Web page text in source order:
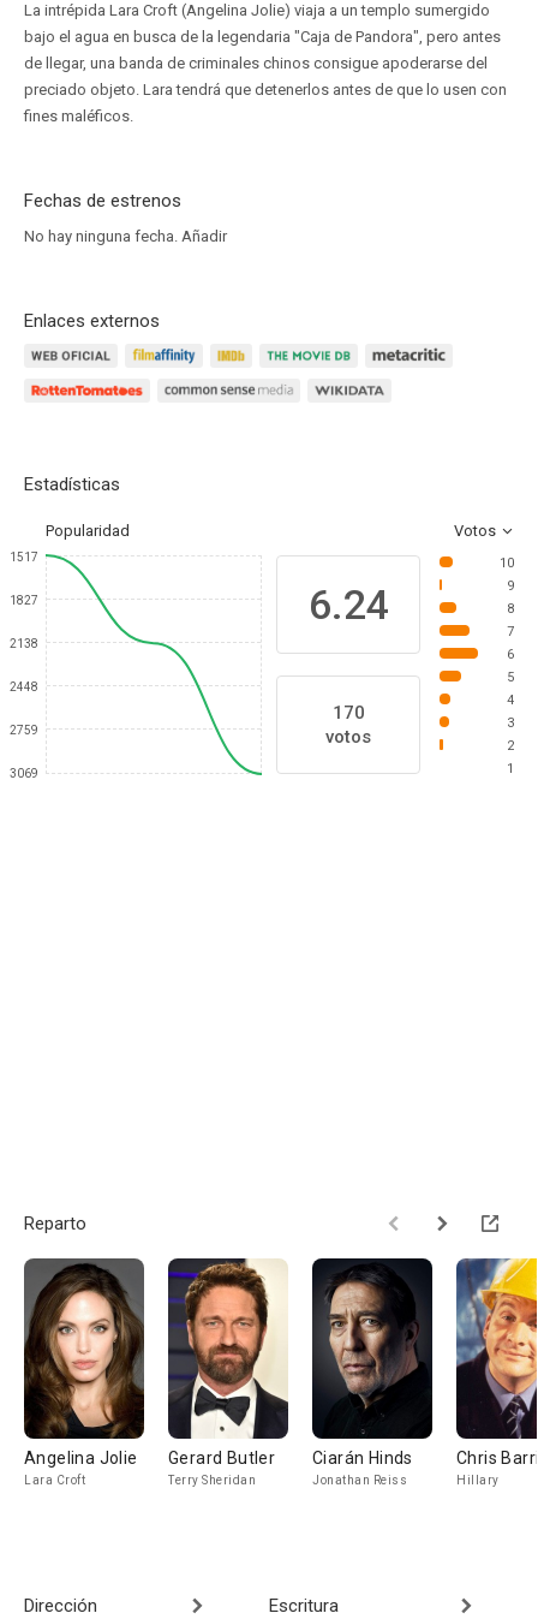
La intrépida Lara Croft (Angelina Jolie) viaja a un templo sumergido
bajo el agua en busca de la legendaria "Caja de Pandora", pero antes
de llegar, una banda de criminales chinos consigue apoderarse del
preciado objeto. Lara tendrá que detenerlos antes de que lo usen con
fines maléficos.
Fechas de estrenos
No hay ninguna fecha. Añadir
Enlaces externos
Estadísticas
Popularidad Votos
1517
1827
2138
2448
2759
3069
6.24
170
votos
10
9
8
7
6
5
4
3
2
1
Reparto
Angelina Jolie
Lara Croft
Gerard Butler
Terry Sheridan
Ciarán Hinds
Jonathan Reiss
Chris
Hillary
Dirección Escritura